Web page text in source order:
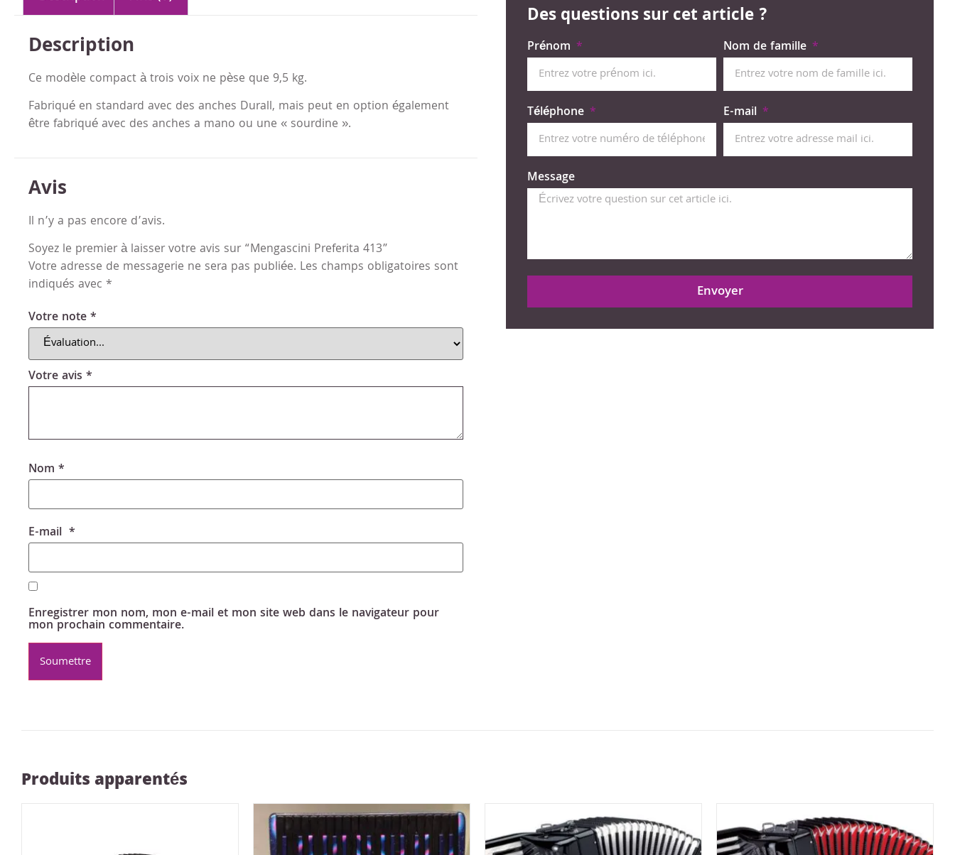
Description
Ce modèle compact à trois voix ne pèse que 9,5 kg.
Fabriqué en standard avec des anches Durall, mais peut en option également
être fabriqué avec des anches a mano ou une « sourdine ».
Avis
Il n’y a pas encore d’avis.
Soyez le premier à laisser votre avis sur “Mengascini Preferita 413”
Votre adresse de messagerie ne sera pas publiée. Les champs obligatoires sont
indiqués avec *
Votre note*
Votre avis *
Nom *
E-mail *
Enregistrer mon nom, mon e-mail et mon site web dans le navigateur pour
mon prochain commentaire.
Des questions sur cet article ?
Prénom Nom de famille
Téléphone E-mail
Message
Envoyer
Produits apparentés